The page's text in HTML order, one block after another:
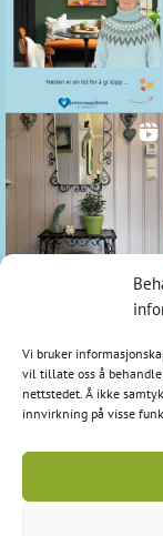
Vi bruker
vil tillate oss å
nettstedet. Å ikke
innvirkning på visse
E-